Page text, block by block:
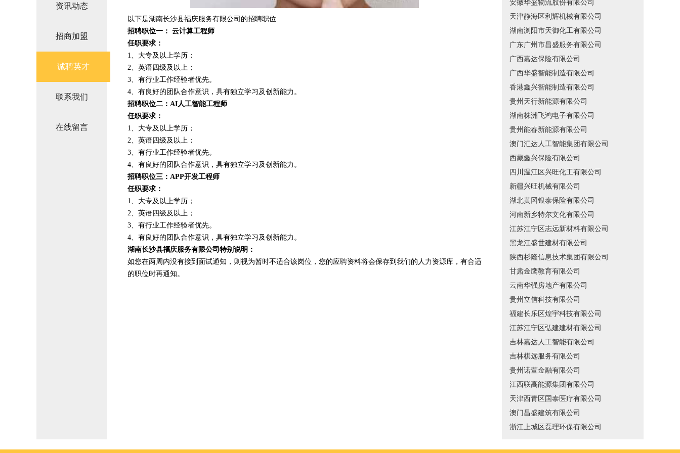
资讯动态
招商加盟
诚聘英才
联系我们
在线留言
以下是湖南长沙县福庆服务有限公司的招聘职位
招聘职位一： 云计算工程师
任职要求：
1、大专及以上学历；
2、英语四级及以上；
3、有行业工作经验者优先。
4、有良好的团队合作意识，具有独立学习及创新能力。
招聘职位二：AI人工智能工程师
任职要求：
1、大专及以上学历；
2、英语四级及以上；
3、有行业工作经验者优先。
4、有良好的团队合作意识，具有独立学习及创新能力。
招聘职位三：APP开发工程师
任职要求：
1、大专及以上学历；
2、英语四级及以上；
3、有行业工作经验者优先。
4、有良好的团队合作意识，具有独立学习及创新能力。
湖南长沙县福庆服务有限公司特别说明：
如您在两周内没有接到面试通知，则视为暂时不适合该岗位，您的应聘资料将会保存到我们的人力资源库，有合适
的职位时再通知。
安徽华盛物流股份有限公司
天津静海区利辉机械有限公司
湖南浏阳市天御化工有限公司
广东广州市昌盛服务有限公司
广西嘉达保险有限公司
广西华盛智能制造有限公司
香港鑫兴智能制造有限公司
贵州天行新能源有限公司
湖南株洲飞鸿电子有限公司
贵州能春新能源有限公司
澳门汇达人工智能集团有限公司
西藏鑫兴保险有限公司
四川温江区兴旺化工有限公司
新疆兴旺机械有限公司
湖北黄冈银泰保险有限公司
河南新乡特尔文化有限公司
江苏江宁区志远新材料有限公司
黑龙江盛世建材有限公司
陕西杉隆信息技术集团有限公司
甘肃金鹰教育有限公司
云南华强房地产有限公司
贵州立信科技有限公司
福建长乐区煌宇科技有限公司
江苏江宁区弘建建材有限公司
吉林嘉达人工智能有限公司
吉林棋远服务有限公司
贵州诺萱金融有限公司
江西联高能源集团有限公司
天津西青区国泰医疗有限公司
澳门昌盛建筑有限公司
浙江上城区磊理环保有限公司